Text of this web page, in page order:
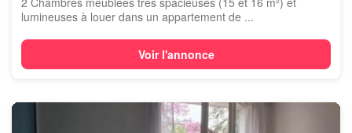
lumineuses à louer dans un appartement de ...
Voir l'annonce